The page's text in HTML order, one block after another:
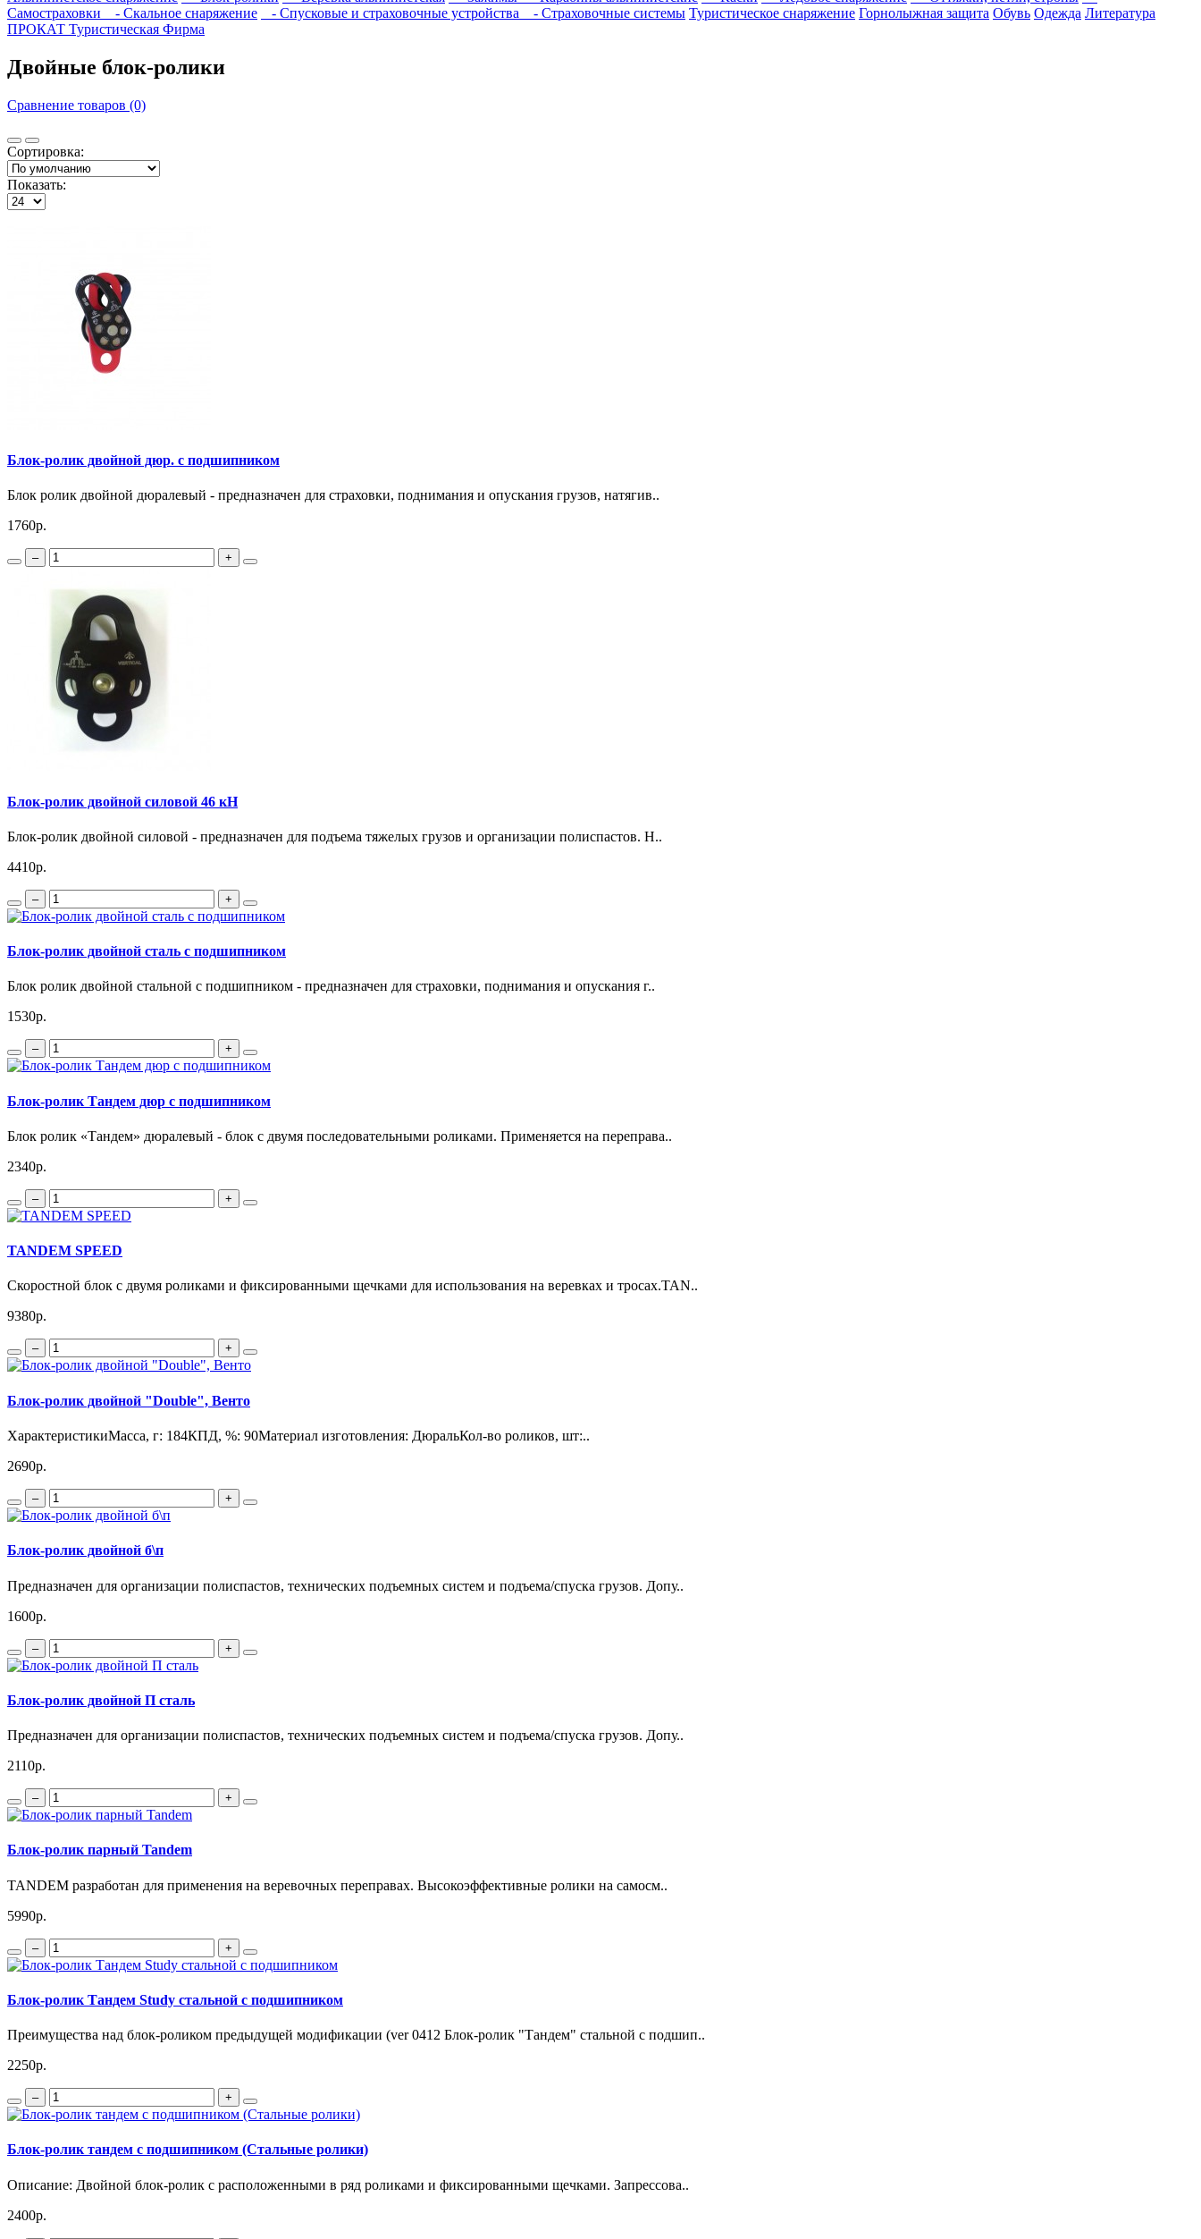
Самостраховки
- Скальное снаряжение - Спусковые и страховочные устройства - Страховочные системы Туристическое снаряжение Горнолыжная защита Обувь Одежда Литература
ПРОКАТ Туристическая Фирма
Двойные блок-ролики
Сравнение товаров (0)
Сортировка:
Показать:
Блок-ролик двойной дюр. с подшипником
Блок ролик двойной дюралевый - предназначен для страховки, поднимания и опускания грузов, натягив..
1760р.
– +
Блок-ролик двойной силовой 46 кН
Блок-ролик двойной силовой - предназначен для подъема тяжелых грузов и организации полиспастов. Н..
4410р.
– +
Блок-ролик двойной сталь с подшипником
Блок ролик двойной стальной с подшипником - предназначен для страховки, поднимания и опускания г..
1530р.
– +
Блок-ролик Тандем дюр с подшипником
Блок ролик «Тандем» дюралевый - блок с двумя последовательными роликами. Применяется на переправа..
2340р.
– +
TANDEM SPEED
Скоростной блок с двумя роликами и фиксированными щечками для использования на веревках и тросах.TAN..
9380р.
– +
Блок-ролик двойной "Double", Венто
ХарактеристикиМасса, г: 184КПД, %: 90Материал изготовления: ДюральКол-во роликов, шт:..
2690р.
– +
Блок-ролик двойной б\п
Предназначен для организации полиспастов, технических подъемных систем и подъема/спуска грузов. Допу..
1600р.
– +
Блок-ролик двойной П сталь
Предназначен для организации полиспастов, технических подъемных систем и подъема/спуска грузов. Допу..
2110р.
– +
Блок-ролик парный Tandem
TANDEM разработан для применения на веревочных переправах. Высокоэффективные ролики на самосм..
5990р.
– +
Блок-ролик Тандем Study стальной с подшипником
Преимущества над блок-роликом предыдущей модификации (ver 0412 Блок-ролик "Тандем" стальной с подшип..
2250р.
– +
Блок-ролик тандем с подшипником (Стальные ролики)
Описание: Двойной блок-ролик с расположенными в ряд роликами и фиксированными щечками. Запрессова..
2400р.